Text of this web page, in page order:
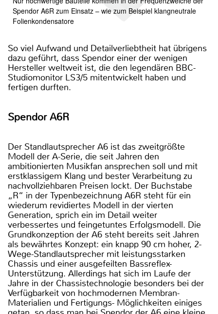
Spendor A6R zum Einsatz – wie zum Beispiel klangneutrale
Folienkondensatore
So viel Aufwand und Detailverliebtheit hat übrigens
dazu geführt, dass Spendor einer der wenigen
Hersteller weltweit ist, die den legendären BBC-
Studiomonitor LS3/5 mitentwickelt haben und
fertigen durften.
Spendor A6R
Der Standlautsprecher A6 ist das zweitgrößte
Modell der A-Serie, die seit Jahren den
ambitionierten Musikfan ansprechen soll und mit
erstklassigem Klang und bester Verarbeitung zu
nachvollziehbaren Preisen lockt. Der Buchstabe
„R“ in der Typenbezeichnung A6R steht für ein
wiederum revidiertes Modell in der vierten
Generation, sprich ein im Detail weiter
verbessertes und feingetuntes Erfolgsmodell. Die
Grundkonzeption der A6 steht bereits seit Jahren
als bewährtes Konzept: ein knapp 90 cm hoher, 2-
Wege-Standlautsprecher mit leistungsstarken
Chassis und einer ausgefeilten Bassreflex-
Unterstützung. Allerdings hat sich im Laufe der
Jahre in der Chassistechnologie besonders bei der
Verfügbarkeit von hochmodernen Membran-
Materialien und Fertigungs- Möglichkeiten einiges